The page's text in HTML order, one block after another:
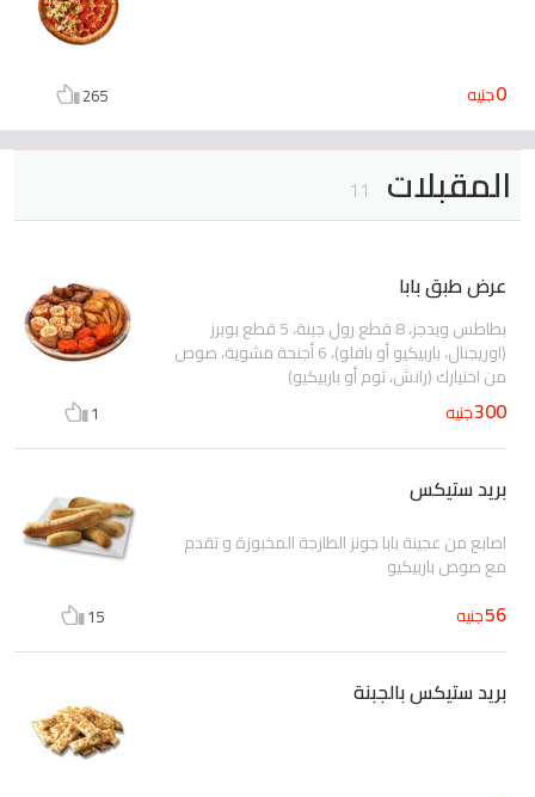
0جنيه 265
المقبلات 11
عرض طبق بابا
بطاطس ويدجز، 8 قطع رول جبنة، 5 قطع بوبرز
(اوريجنال، باربيكيو أو بافلو)، 6 أجنحة مشوية، صوص
من اختيارك (رانش، ثوم أو باربيكيو)
300جنيه 1
بريد ستيكس
اصابع من عجينة بابا جونز الطازجة المخبوزة و تقدم
مع صوص باربيكيو
56جنيه 15
بريد ستيكس بالجبنة